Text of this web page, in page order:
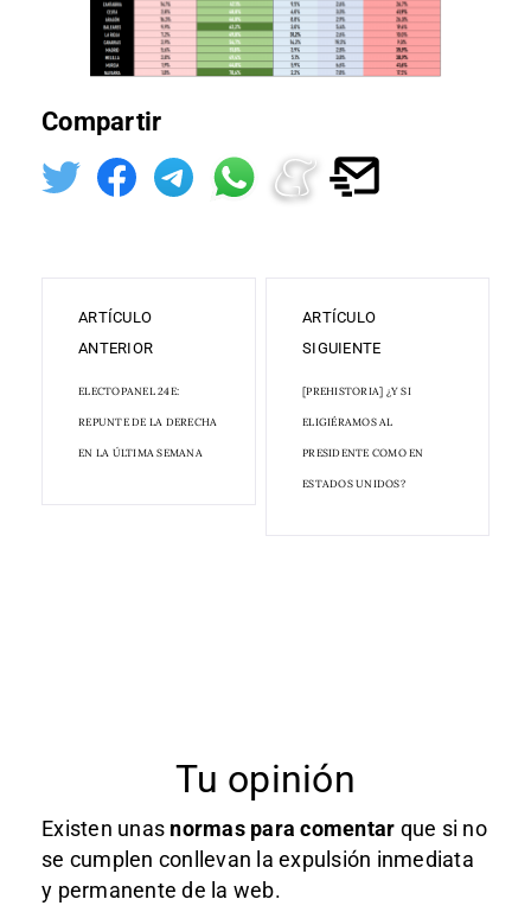
Compartir
ARTÍCULO
ANTERIOR
ELECTOPANEL 24E:
REPUNTE DE LA DERECHA
EN LA ÚLTIMA SEMANA
ARTÍCULO
SIGUIENTE
[PREHISTORIA] ¿Y SI
ELIGIÉRAMOS AL
PRESIDENTE COMO EN
ESTADOS UNIDOS?
Tu opinión
Existen unas normas para comentar que si no
se cumplen conllevan la expulsión inmediata
y permanente de la web.